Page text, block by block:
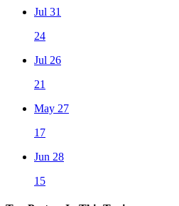
Jul 31
24
Jul 26
21
May 27
17
Jun 28
15